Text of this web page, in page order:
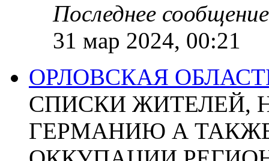
Последнее сообщение
31 мар 2024, 00:21
ОРЛОВСКАЯ
СПИСКИ ЖИТЕЛЕЙ,
ГЕРМАНИЮ А